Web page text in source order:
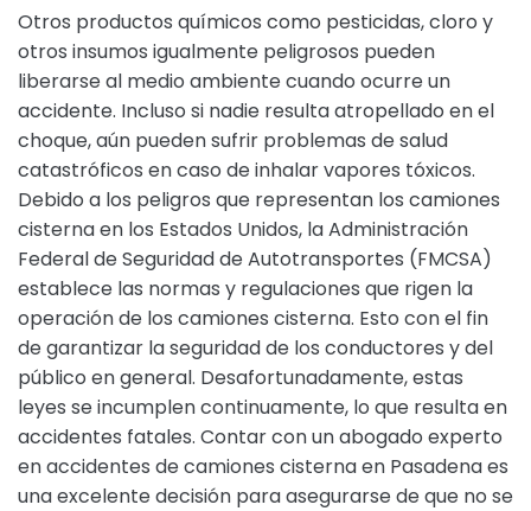
Otros productos químicos como pesticidas, cloro y
otros insumos igualmente peligrosos pueden
liberarse al medio ambiente cuando ocurre un
accidente. Incluso si nadie resulta atropellado en el
choque, aún pueden sufrir problemas de salud
catastróficos en caso de inhalar vapores tóxicos.
Debido a los peligros que representan los camiones
cisterna en los Estados Unidos, la Administración
Federal de Seguridad de Autotransportes (FMCSA)
establece las normas y regulaciones que rigen la
operación de los camiones cisterna. Esto con el fin
de garantizar la seguridad de los conductores y del
público en general. Desafortunadamente, estas
leyes se incumplen continuamente, lo que resulta en
accidentes fatales. Contar con un abogado experto
en accidentes de camiones cisterna en Pasadena es
una excelente decisión para asegurarse de que no se